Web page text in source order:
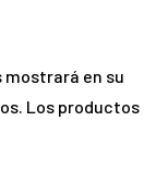
mostrará en su
Los productos